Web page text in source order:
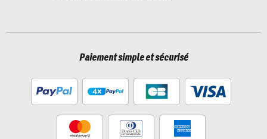
Paiement simple et sécurisé